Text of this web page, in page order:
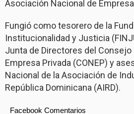
Asociación Nacional de
Fungió como tesorero de la
Institucionalidad y Justicia
Junta de Directores del Consejo
Empresa Privada (CONEP) y
Nacional de la Asociación de
República Dominicana (AIRD).
Facebook Comentarios